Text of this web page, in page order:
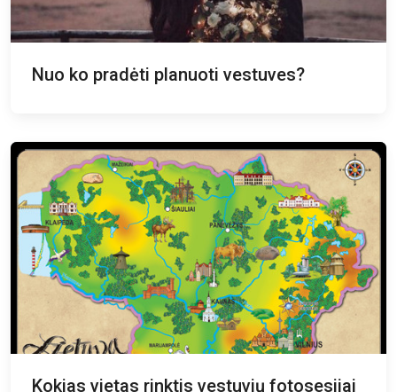
Nuo ko pradėti planuoti vestuves?
Kokias vietas rinktis vestuvių fotosesijai